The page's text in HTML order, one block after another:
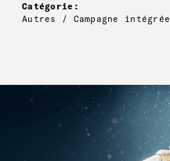
Catégorie:
Autres / Campagne intégrée